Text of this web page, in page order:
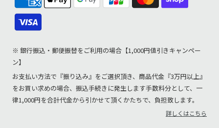
※ 銀行振込・郵便振替をご利用の場合【1,000円値引きキャンペー
ン】
お支払い方法で『振り込み』をご選択頂き、商品代金『3万円以上』
をお買い求めの場合、振込手続きに発生します手数料分として、一
律1,000円を合計代金から引かせて頂くかたちで、負担致します。
詳しくはこちら